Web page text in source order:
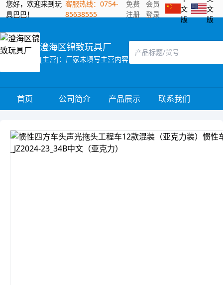
您好，欢迎来到玩
具巴巴！
客服热线：0754-
85638555
免费
注册
会员
登录
文
版
文
版
澄海区锦致玩具厂
[主营]：厂家未填写主营内容
首页 公司简介 产品展示 联系我们